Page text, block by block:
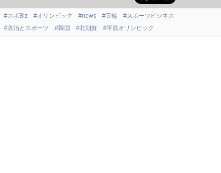
#スポBiz #オリンピック #news #五輪
#スポーツビジネス
#政治とスポーツ
#韓国 #北朝鮮 #平昌オリンピック